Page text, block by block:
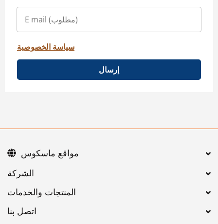
سياسة الخصوصية
إرسال
اتصل بنا
مواقع ماسكوس